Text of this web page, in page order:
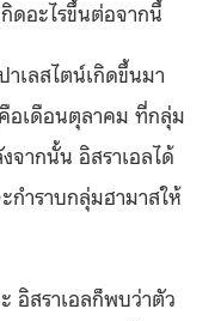
ดอะไรขึ้นต่อจากนี้
าเลสไตน์เกิดขึ้นมา
อเดือนตุลาคม ที่กลุ่ม
จากนั้น อิสราเอลได้
กำราบกลุ่มฮามาสให้
อิสราเอลก็พบว่าตัว